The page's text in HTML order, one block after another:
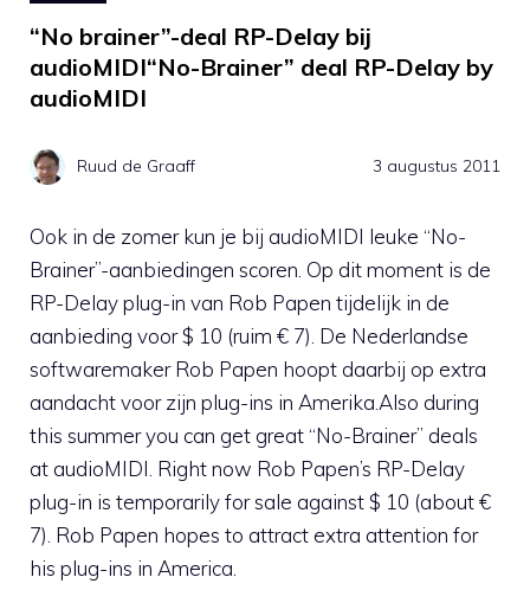
“No brainer”-deal RP-Delay bij
audioMIDI“No-Brainer” deal RP-Delay by
audioMIDI
Ruud de Graaff 3 augustus 2011
Ook in de zomer kun je bij audioMIDI leuke “No-
Brainer”-aanbiedingen scoren. Op dit moment is de
RP-Delay plug-in van Rob Papen tijdelijk in de
aanbieding voor $ 10 (ruim € 7). De Nederlandse
softwaremaker Rob Papen hoopt daarbij op extra
aandacht voor zijn plug-ins in Amerika.Also during
this summer you can get great “No-Brainer” deals
at audioMIDI. Right now Rob Papen’s RP-Delay
plug-in is temporarily for sale against $ 10 (about €
7). Rob Papen hopes to attract extra attention for
his plug-ins in America.